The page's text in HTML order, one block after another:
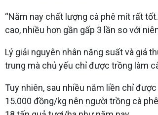
“Năm nay chất lượng cà phê mít rất
cao, nhiều hơn gần gấp 3 lần so với
Lý giải nguyên nhân năng suất và giá
trung mà chủ yếu chỉ được trồng làm
Tuy nhiên, sau nhiều năm liền chỉ
15.000 đồng/kg nên người trồng cà